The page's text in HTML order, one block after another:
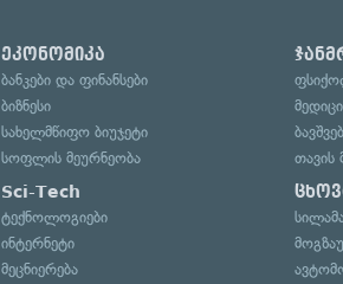
ეკონომიკა
ბანკები და ფინანსები
ბიზნესი
სახელმწიფო ბიუჯეტი
სოფლის მეურნეობა
Sci-Tech
ტექნოლოგიები
ინტერნეტი
მეცნიერება
თავის